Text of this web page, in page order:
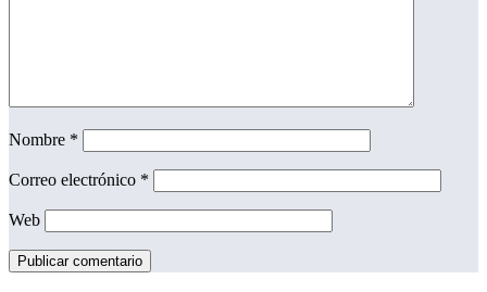
Nombre *
Correo electrónico *
Web